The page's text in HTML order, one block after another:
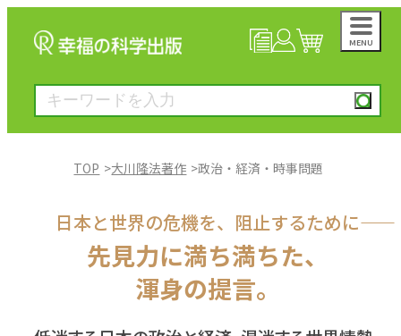
MENU
大川隆法著作
一般書
絵本
TOP 大川隆法著作 政治・経済・時事問題
日本と世界の危機を、阻止するために――
先見力に満ち満ちた、
渾身の提言。